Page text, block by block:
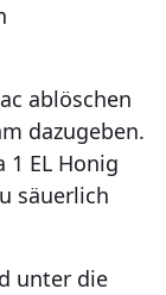
ablöschen
dazugeben.
EL Honig
säuerlich
unter die